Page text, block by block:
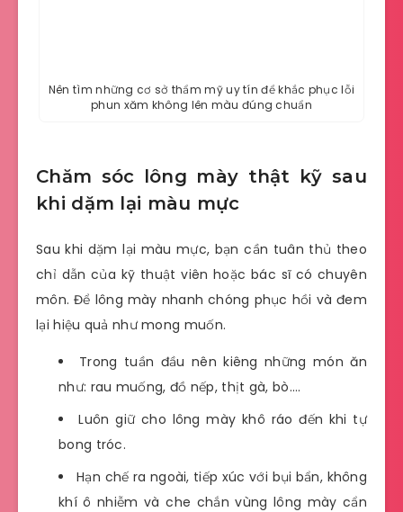
Nên tìm những cơ sở thẩm mỹ uy tín để khắc phục lỗi
phun xăm không lên màu đúng chuẩn
Chăm sóc lông mày thật kỹ sau
khi dặm lại màu mực
Sau khi dặm lại màu mực, bạn cần tuân thủ theo
chỉ dẫn của kỹ thuật viên hoặc bác sĩ có chuyên
môn. Để lông mày nhanh chóng phục hồi và đem
lại hiệu quả như mong muốn.
Trong tuần đầu nên kiêng những món ăn
như: rau muống, đồ nếp, thịt gà, bò….
Luôn giữ cho lông mày khô ráo đến khi tự
bong tróc.
Hạn chế ra ngoài, tiếp xúc với bụi bẩn, không
khí ô nhiễm và che chắn vùng lông mày cẩn